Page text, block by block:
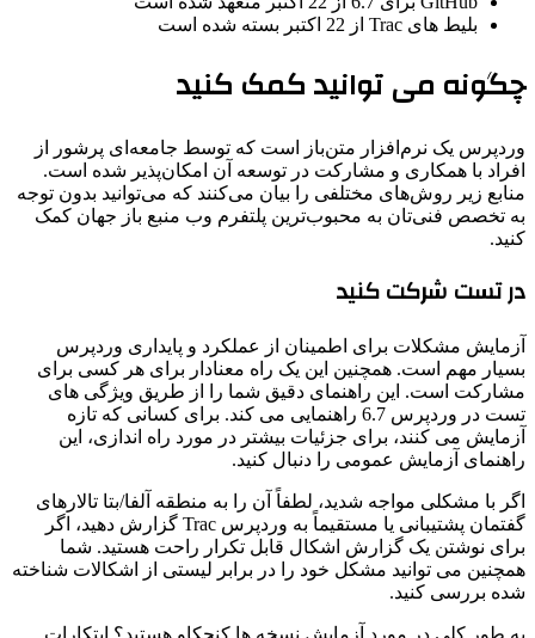
بلیط های Trac از 22 اکتبر بسته شده است
چگونه می توانید کمک کنید
وردپرس یک نرم‌افزار متن‌باز است که توسط جامعه‌ای پرشور از
افراد با همکاری و مشارکت در توسعه آن امکان‌پذیر شده است.
منابع زیر روش‌های مختلفی را بیان می‌کنند که می‌توانید بدون توجه
به تخصص فنی‌تان به محبوب‌ترین پلتفرم وب منبع باز جهان کمک
کنید.
در تست شرکت کنید
آزمایش مشکلات برای اطمینان از عملکرد و پایداری وردپرس
بسیار مهم است. همچنین این یک راه معنادار برای هر کسی برای
مشارکت است. این راهنمای دقیق شما را از طریق ویژگی های
تست در وردپرس 6.7 راهنمایی می کند. برای کسانی که تازه
آزمایش می کنند، برای جزئیات بیشتر در مورد راه اندازی، این
راهنمای آزمایش عمومی را دنبال کنید.
اگر با مشکلی مواجه شدید، لطفاً آن را به منطقه آلفا/بتا تالارهای
گفتمان پشتیبانی یا مستقیماً به وردپرس Trac گزارش دهید، اگر
برای نوشتن یک گزارش اشکال قابل تکرار راحت هستید. شما
همچنین می توانید مشکل خود را در برابر لیستی از اشکالات شناخته
شده بررسی کنید.
به طور کلی در مورد آزمایش نسخه ها کنجکاو هستید؟ ابتکارات